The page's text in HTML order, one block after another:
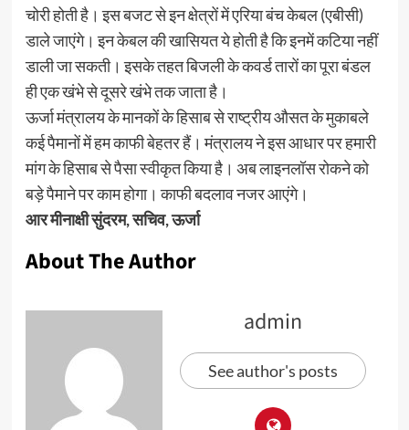
चोरी होती है। इस बजट से इन क्षेत्रों में एरिया बंच केबल (एबीसी)
डाले जाएंगे। इन केबल की खासियत ये होती है कि इनमें कटिया नहीं
डाली जा सकती। इसके तहत बिजली के कवर्ड तारों का पूरा बंडल
ही एक खंभे से दूसरे खंभे तक जाता है।
ऊर्जा मंत्रालय के मानकों के हिसाब से राष्ट्रीय औसत के मुकाबले
कई पैमानों में हम काफी बेहतर हैं। मंत्रालय ने इस आधार पर हमारी
मांग के हिसाब से पैसा स्वीकृत किया है। अब लाइनलॉस रोकने को
बड़े पैमाने पर काम होगा। काफी बदलाव नजर आएंगे।
आर मीनाक्षी सुंदरम, सचिव, ऊर्जा
About The Author
admin
See author's posts